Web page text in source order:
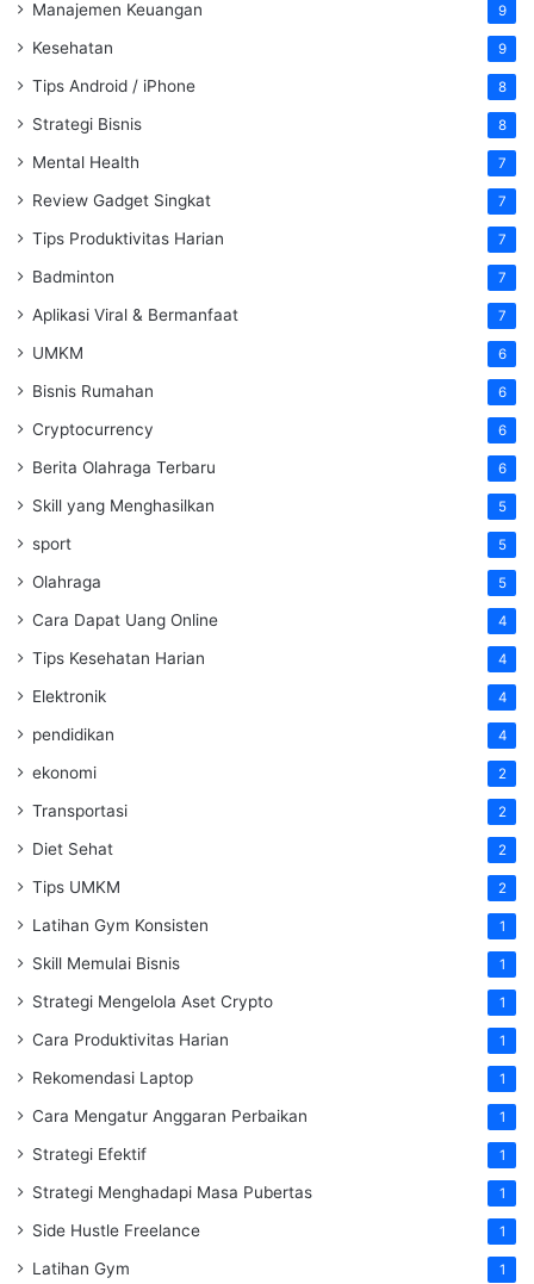
Manajemen Keuangan 9
Kesehatan 9
Tips Android / iPhone 8
Strategi Bisnis 8
Mental Health 7
Review Gadget Singkat 7
Tips Produktivitas Harian 7
Badminton 7
Aplikasi Viral & Bermanfaat 7
UMKM 6
Bisnis Rumahan 6
Cryptocurrency 6
Berita Olahraga Terbaru 6
Skill yang Menghasilkan 5
sport 5
Olahraga 5
Cara Dapat Uang Online 4
Tips Kesehatan Harian 4
Elektronik 4
pendidikan 4
ekonomi 2
Transportasi 2
Diet Sehat 2
Tips UMKM 2
Latihan Gym Konsisten 1
Skill Memulai Bisnis 1
Strategi Mengelola Aset Crypto 1
Cara Produktivitas Harian 1
Rekomendasi Laptop 1
Cara Mengatur Anggaran Perbaikan 1
Strategi Efektif 1
Strategi Menghadapi Masa Pubertas 1
Side Hustle Freelance 1
Latihan Gym 1